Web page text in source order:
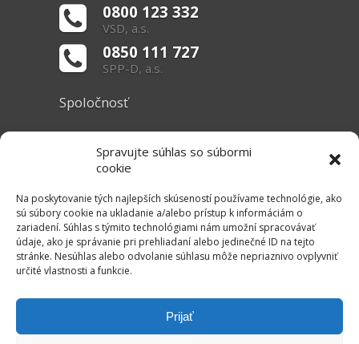
Spravujte súhlas so súbormi
cookie
Na poskytovanie tých najlepších skúseností používame technológie, ako
sú súbory cookie na ukladanie a/alebo prístup k informáciám o
zariadení. Súhlas s týmito technológiami nám umožní spracovávať
údaje, ako je správanie pri prehliadaní alebo jedinečné ID na tejto
stránke. Nesúhlas alebo odvolanie súhlasu môže nepriaznivo ovplyvniť
určité vlastnosti a funkcie.
Prijať
0800 123 332
VSD, a.s.
0850 111 727
SPP-D, a.s.
Spoločnosť
O nás
Základné informácie
Užitočné linky
Právne informácie
RSS Kanál